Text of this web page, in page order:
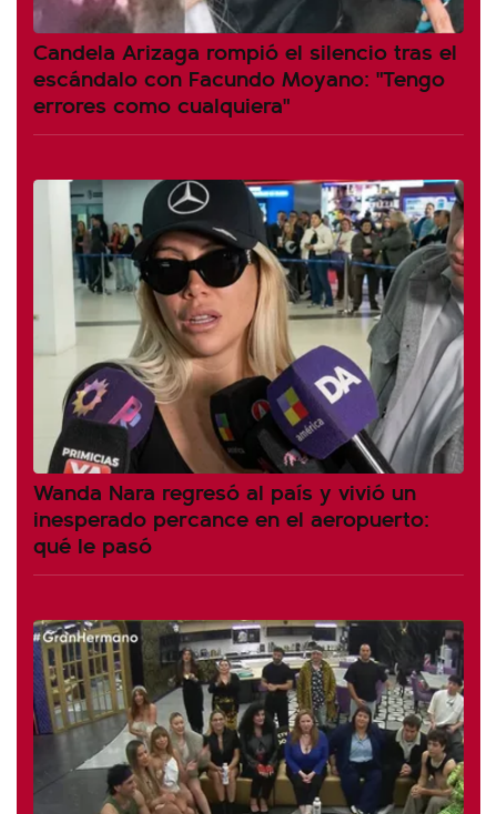
Candela Arizaga rompió el silencio tras el
escándalo con Facundo Moyano: "Tengo
errores como cualquiera"
Wanda Nara regresó al país y vivió un
inesperado percance en el aeropuerto:
qué le pasó